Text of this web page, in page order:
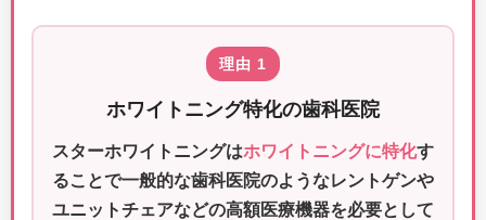
理由 1
ホワイトニング特化の歯科医院
スターホワイトニングはホワイトニングに特化す
ることで一般的な歯科医院のようなレントゲンや
ユニットチェアなどの高額医療機器を必要として